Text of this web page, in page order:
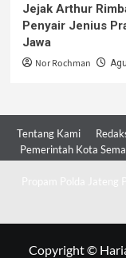
Jejak Arthur
Penyair Jenius
Jawa
Nor Rochman
Tentang Kami
Pemerintah Kota
Copyright ©